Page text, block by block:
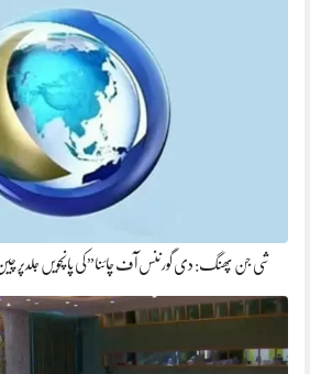
شی جن پھنگ: دی گورننس آف چائنا”کی پانچویں جلدپر